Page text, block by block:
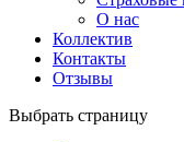
О нас
Коллектив
Контакты
Отзывы
Выбрать страницу